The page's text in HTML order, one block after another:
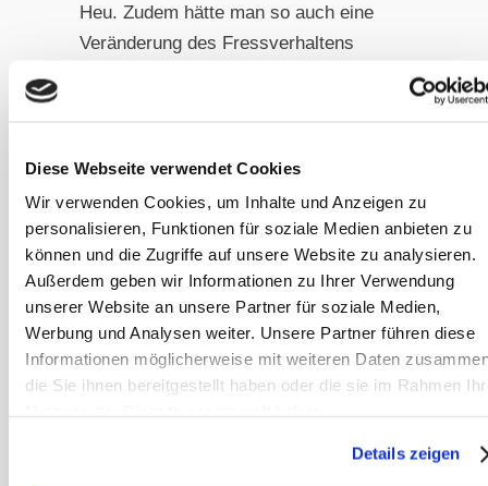
Diese Webseite verwendet Cookies
Wir verwenden Cookies, um Inhalte und Anzeigen zu
personalisieren, Funktionen für soziale Medien anbieten zu
können und die Zugriffe auf unsere Website zu analysieren.
Außerdem geben wir Informationen zu Ihrer Verwendung
unserer Website an unsere Partner für soziale Medien,
Werbung und Analysen weiter. Unsere Partner führen diese
Informationen möglicherweise mit weiteren Daten
die Sie ihnen bereitgestellt haben oder die sie im Rahmen
Details zeigen
Heu. Zudem hätte man so auch eine
Veränderung des Fressverhaltens
angeboten wird, ist attraktiver als Heu.
Die Pferde in der Kraftfutter- und
Pronutrin-Gruppe wurden also
vermutlich eher dazu animiert zu
fressen als die Pferde in der Heu-ad-
libitum Gruppe, denen ein zusätzlicher
Anreiz fehlte. Wollte man wirklich
vergleichbare Daten, dann wäre eine